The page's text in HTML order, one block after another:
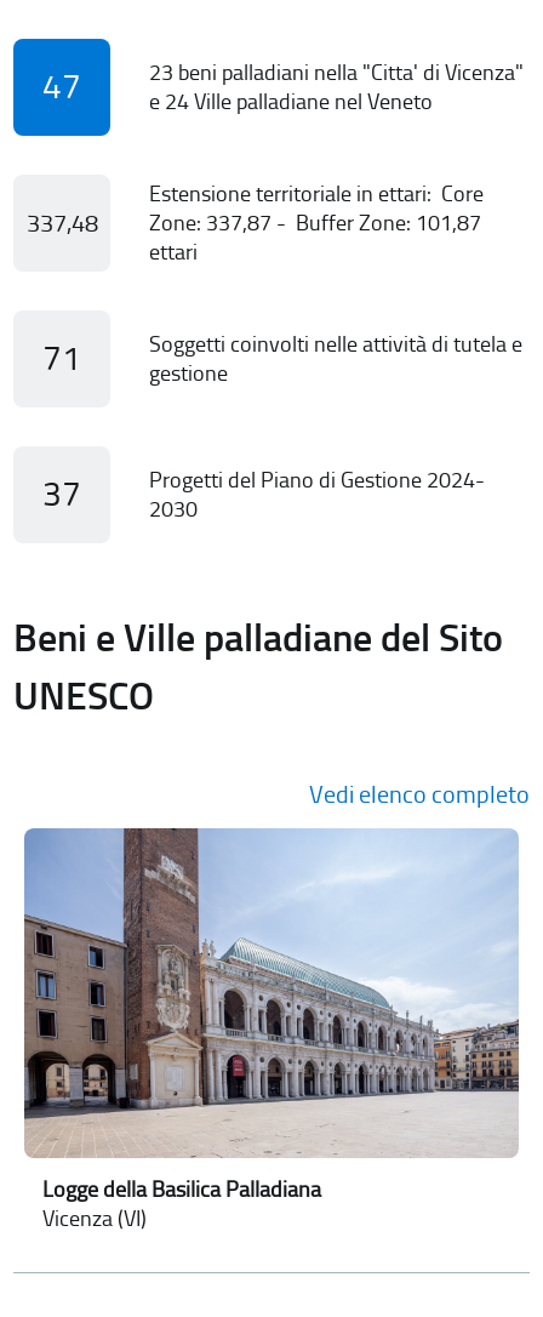
47
23 beni palladiani nella "Citta' di Vicenza"
e 24 Ville palladiane nel Veneto
337,48
Estensione territoriale in ettari: Core
Zone: 337,87 - Buffer Zone: 101,87
ettari
71
Soggetti coinvolti nelle attività di tutela e
gestione
37
Progetti del Piano di Gestione 2024-
2030
Beni e Ville palladiane del Sito
UNESCO
Vedi elenco completo
Logge della Basilica Palladiana
Vicenza (VI)